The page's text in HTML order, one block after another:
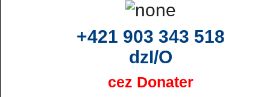
+421 903 343 518
dzI/O
cez Donater